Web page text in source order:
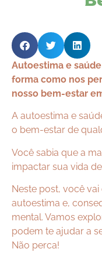
Autoestima e
forma como nos
nosso bem-estar
A autoestima e
o bem-estar de
Você sabia que a
impactar sua vida
Neste post, você
autoestima e,
mental. Vamos
podem te ajudar a
Não perca!